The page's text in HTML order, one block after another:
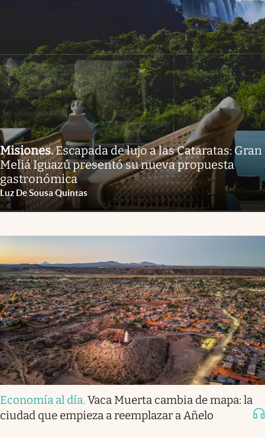
Misiones.Escapada de lujo a las Cataratas: Gran
Meliá Iguazú presentó su nueva propuesta
gastronómica
Luz De Sousa Quintas
Economía al día. Vaca Muerta cambia de mapa: la
ciudad que empieza a reemplazar a Añelo